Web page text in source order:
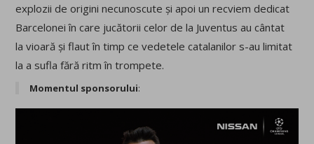
explozii de origini necunoscute și apoi un recviem dedicat
Barcelonei în care jucătorii celor de la Juventus au cântat
la vioară și flaut în timp ce vedetele catalanilor s-au limitat
la a sufla fără ritm în trompete.
Momentul sponsorului: